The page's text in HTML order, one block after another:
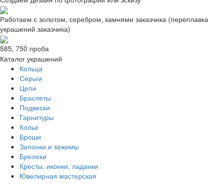
Работаем с золотом, серебром, камнями заказчика (переплавка
украшений заказчика)
585, 750 проба
Каталог украшений
Кольца
Серьги
Цепи
Браслеты
Подвески
Гарнитуры
Колье
Броши
Запонки и зажимы
Брелоки
Кресты, иконки, ладанки
Ювелирная мастерская